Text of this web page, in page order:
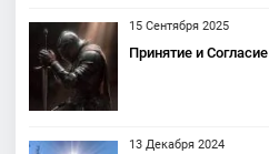
15 Сентября 2025
Принятие и Согласие
13 Декабря 2024